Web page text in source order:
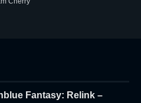
Fantasy: Relink –